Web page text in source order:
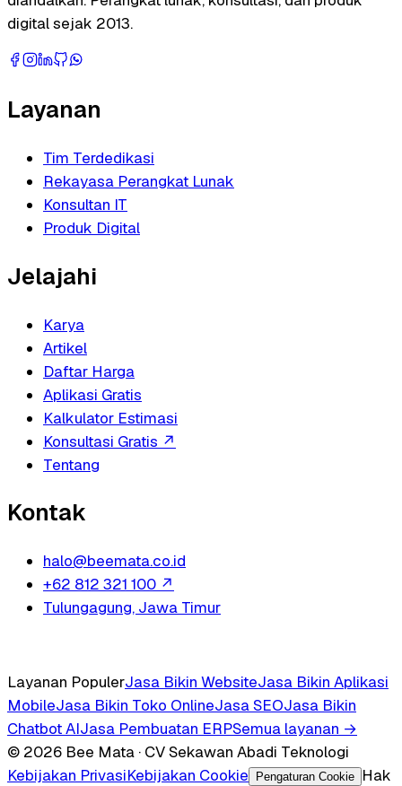
digital sejak 2013.
Layanan
Tim Terdedikasi
Rekayasa Perangkat Lunak
Konsultan IT
Produk Digital
Jelajahi
Karya
Artikel
Daftar Harga
Aplikasi Gratis
Kalkulator Estimasi
Konsultasi Gratis ↗
Tentang
Kontak
halo@beemata.co.id
+62 812 321 100 ↗
Tulungagung, Jawa Timur
Layanan PopulerJasa Bikin WebsiteJasa Bikin Aplikasi
MobileJasa Bikin Toko OnlineJasa SEOJasa Bikin
Chatbot AIJasa Pembuatan ERPSemua layanan →
© 2026 Bee Mata · CV Sekawan Abadi Teknologi
Kebijakan PrivasiKebijakan Cookie Pengaturan Cookie
Hak